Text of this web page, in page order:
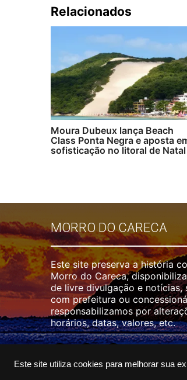
Este site utiliza cookies para melhorar sua
Relacionados
Moura Dubeux lança Beach
Class Ponta Negra e aposta
sofisticação no litoral de Natal
MORRO DO CARECA
Este site preserva a história
Morro do Careca,
de livre divulgação e notícias,
com prefeitura ou
responsabilizamos por
horários, datas, valores, etc.